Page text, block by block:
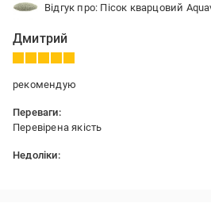
Відгук про: Пісок кварцовий
Дмитрий
рекомендую
Переваги:
Перевірена якість
Недоліки: